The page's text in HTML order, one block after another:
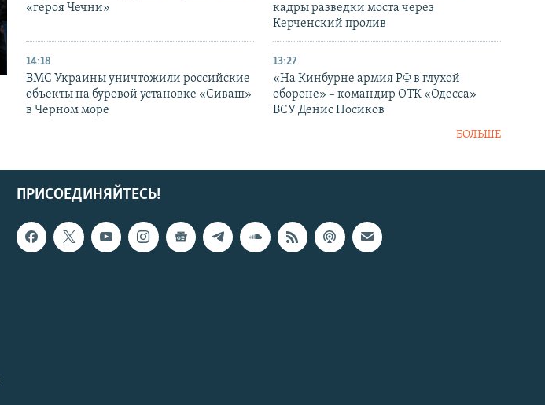
«героя Чечни»
кадры разведки моста через
Керченский пролив
14:18
ВМС Украины уничтожили российские
объекты на буровой установке «Сиваш»
в Черном море
13:27
«На Кинбурне армия РФ в глухой
обороне» – командир ОТК «Одесса»
ВСУ Денис Носиков
БОЛЬШЕ
ПРИСОЕДИНЯЙТЕСЬ!